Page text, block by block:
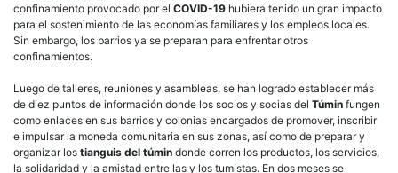
confinamiento provocado por el COVID-19 hubiera tenido un gran impacto
para el sostenimiento de las economías familiares y los empleos locales.
Sin embargo, los barrios ya se preparan para enfrentar otros
confinamientos.
Luego de talleres, reuniones y asambleas, se han logrado establecer más
de diez puntos de información donde los socios y socias del Túmin fungen
como enlaces en sus barrios y colonias encargados de promover, inscribir
e impulsar la moneda comunitaria en sus zonas, así como de preparar y
organizar los tianguis del túmin donde corren los productos, los servicios,
la solidaridad y la amistad entre las y los tumistas. En dos meses se